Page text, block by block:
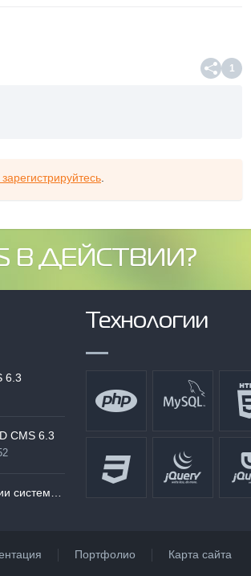
1
.
В ДЕЙСТВИИ?
6.3
CMS 6.3
Тестируем релиз Pre-Alpha версии системы SLAED CMS 6.3 Pro
Технологии
Портфолио Карта сайта